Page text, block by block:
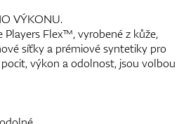
VÝKONU.
Players Flex™, vyrobené z kůže,
síťky a prémiové syntetiky pro
výkon a odolnost, jsou volbou